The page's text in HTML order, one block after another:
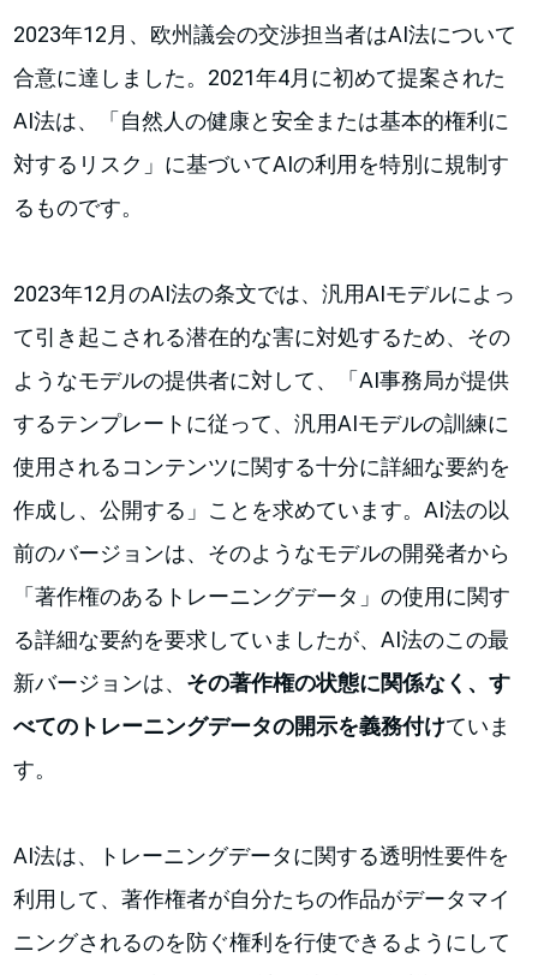
2023年12月、欧州議会の交渉担当者はAI法について
合意に達しました。2021年4月に初めて提案された
AI法は、「自然人の健康と安全または基本的権利に
対するリスク」に基づいてAIの利用を特別に規制す
るものです。
2023年12月のAI法の条文では、汎用AIモデルによっ
て引き起こされる潜在的な害に対処するため、その
ようなモデルの提供者に対して、「AI事務局が提供
するテンプレートに従って、汎用AIモデルの訓練に
使用されるコンテンツに関する十分に詳細な要約を
作成し、公開する」ことを求めています。AI法の以
前のバージョンは、そのようなモデルの開発者から
「著作権のあるトレーニングデータ」の使用に関す
る詳細な要約を要求していましたが、AI法のこの最
新バージョンは、 その著作権の状態に関係なく、す
べてのトレーニングデータの開示を義務付けていま
す。
AI法は、トレーニングデータに関する透明性要件を
利用して、著作権者が自分たちの作品がデータマイ
ニングされるのを防ぐ権利を行使できるようにして